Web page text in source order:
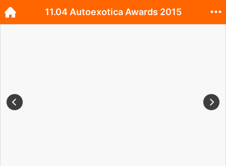
11.04 Autoexotica Awards 2015